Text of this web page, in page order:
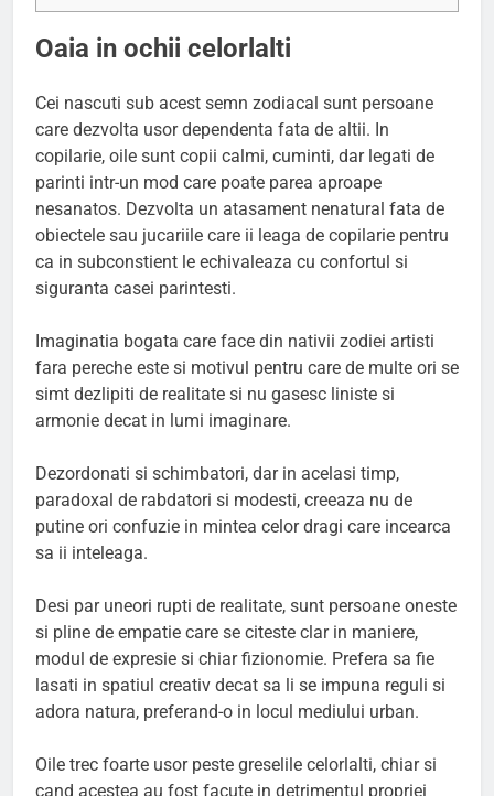
Oaia in ochii celorlalti
Cei nascuti sub acest semn zodiacal sunt persoane
care dezvolta usor dependenta fata de altii. In
copilarie, oile sunt copii calmi, cuminti, dar legati de
parinti intr-un mod care poate parea aproape
nesanatos. Dezvolta un atasament nenatural fata de
obiectele sau jucariile care ii leaga de copilarie pentru
ca in subconstient le echivaleaza cu confortul si
siguranta casei parintesti.
Imaginatia bogata care face din nativii zodiei artisti
fara pereche este si motivul pentru care de multe ori se
simt dezlipiti de realitate si nu gasesc liniste si
armonie decat in lumi imaginare.
Dezordonati si schimbatori, dar in acelasi timp,
paradoxal de rabdatori si modesti, creeaza nu de
putine ori confuzie in mintea celor dragi care incearca
sa ii inteleaga.
Desi par uneori rupti de realitate, sunt persoane oneste
si pline de empatie care se citeste clar in maniere,
modul de expresie si chiar fizionomie. Prefera sa fie
lasati in spatiul creativ decat sa li se impuna reguli si
adora natura, preferand-o in locul mediului urban.
Oile trec foarte usor peste greselile celorlalti, chiar si
cand acestea au fost facute in detrimentul propriei